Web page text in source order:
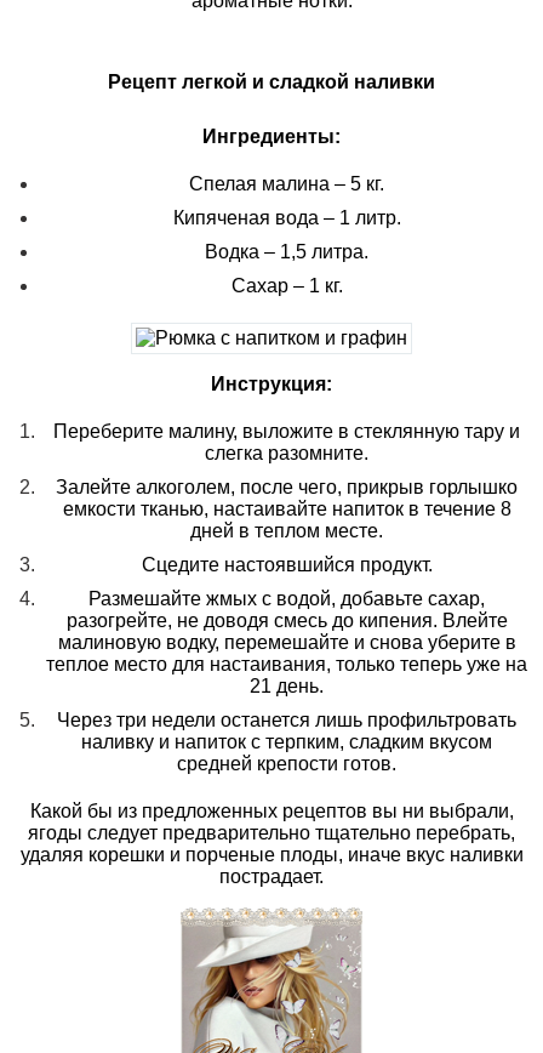
Рецепт легкой и сладкой наливки
Ингредиенты:
Спелая малина – 5 кг.
Кипяченая вода – 1 литр.
Водка – 1,5 литра.
Сахар – 1 кг.
Инструкция:
Переберите малину, выложите в стеклянную тару и
слегка разомните.
Залейте алкоголем, после чего, прикрыв горлышко
емкости тканью, настаивайте напиток в течение 8
дней в теплом месте.
Сцедите настоявшийся продукт.
Размешайте жмых с водой, добавьте сахар,
разогрейте, не доводя смесь до кипения. Влейте
малиновую водку, перемешайте и снова уберите в
теплое место для настаивания, только теперь уже на
21 день.
Через три недели останется лишь профильтровать
наливку и напиток с терпким, сладким вкусом
средней крепости готов.
Какой бы из предложенных рецептов вы ни выбрали,
ягоды следует предварительно тщательно перебрать,
удаляя корешки и порченые плоды, иначе вкус наливки
пострадает.